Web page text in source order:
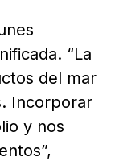
“La
del mar
Incorporar
y nos